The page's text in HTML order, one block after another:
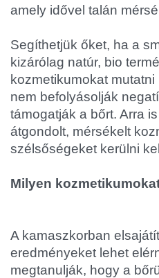
amely idővel talán
Segíthetjük őket, ha a
kizárólag natúr, bio
kozmetikumokat
nem befolyásolják
támogatják a bőrt. Arra
átgondolt, mérsékelt
szélsőségeket kerülni
Milyen
A kamaszkorban
eredményeket lehet
megtanulják, hogy a